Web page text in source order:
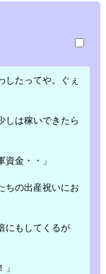
したってや。ぐぇ
しは稼いできたら
金・・」
ちの出産祝いにお
にもしてくるが